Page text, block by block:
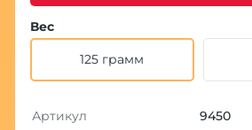
Вес
125 грамм
Артикул
9450